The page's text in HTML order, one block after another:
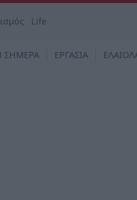
Life
ΣΗΜΕΡΑ ΕΡΓΑΣΙΑ